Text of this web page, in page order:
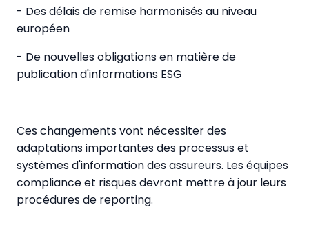
- Des délais de remise harmonisés au niveau
européen
- De nouvelles obligations en matière de
publication d'informations ESG
Ces changements vont nécessiter des
adaptations importantes des processus et
systèmes d'information des assureurs. Les équipes
compliance et risques devront mettre à jour leurs
procédures de reporting.